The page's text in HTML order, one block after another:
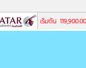
เริ่มต้น